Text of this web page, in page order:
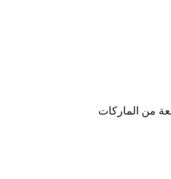
من الماركات